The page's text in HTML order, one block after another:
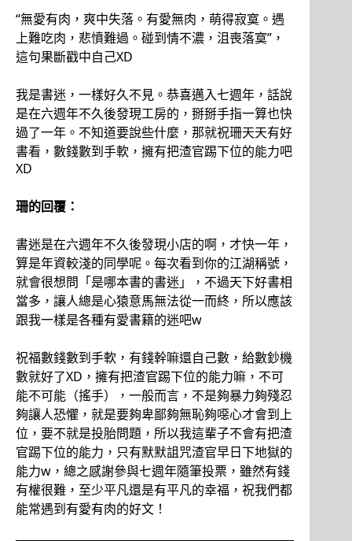
“無愛有肉，爽中失落。有愛無肉，萌得寂寞。遇
上難吃肉，悲憤難過。碰到情不濃，沮喪落寞”，
這句果斷戳中自己XD
我是書迷，一樣好久不見。恭喜邁入七週年，話說
是在六週年不久後發現工房的，掰掰手指一算也快
過了一年。不知道要說些什麼，那就祝珊天天有好
書看，數錢數到手軟，擁有把渣官踢下位的能力吧
XD
珊的回覆：
書迷是在六週年不久後發現小店的啊，才快一年，
算是年資較淺的同學呢。每次看到你的江湖稱號，
就會很想問「是哪本書的書迷」，不過天下好書相
當多，讓人總是心猿意馬無法從一而終，所以應該
跟我一樣是各種有愛書籍的迷吧w
祝福數錢數到手軟，有錢幹嘛還自己數，給數鈔機
數就好了XD，擁有把渣官踢下位的能力嘛，不可
能不可能（搖手），一般而言，不是夠暴力夠殘忍
夠讓人恐懼，就是要夠卑鄙夠無恥夠噁心才會到上
位，要不就是投胎問題，所以我這輩子不會有把渣
官踢下位的能力，只有默默詛咒渣官早日下地獄的
能力w，總之感謝參與七週年隨筆投票，雖然有錢
有權很難，至少平凡還是有平凡的幸福，祝我們都
能常遇到有愛有肉的好文！